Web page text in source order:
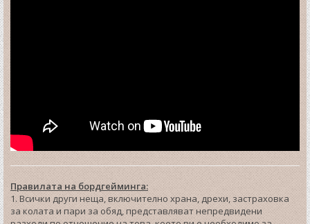
Правилата на бордгейминга:
1. Всички други неща, включително храна, дрехи, застраховка
за колата и пари за обяд, представляват непредвидени